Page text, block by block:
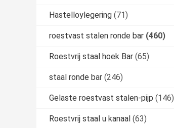
Hastelloylegering (71)
roestvast stalen ronde bar (460)
Roestvrij staal hoek Bar (65)
staal ronde bar (246)
Gelaste roestvast stalen-pijp (146)
Roestvrij staal u kanaal (63)